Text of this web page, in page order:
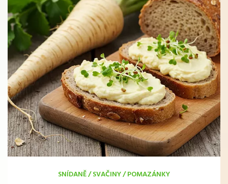
SNÍDANĚ/SVAČINY/POMAZÁNKY